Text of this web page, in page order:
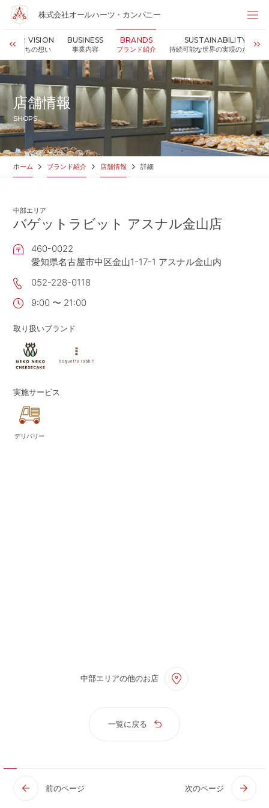
株式会社オールハーツ・カンパニー
OUR VISION
私たちの想い
BUSINESS
事業内容
BRANDS
ブランド紹介
SUSTAINABILITY
持続可能な世界の実現のために
株式会社オールハーツ・カンパニー
店舗検索
HOME
NEWS お知らせ
OUR VISION 私たちの想い
MESSAGE 代表メッセージ
VALUES
BUSINESS 事業内容
SHOP 店舗情報
ABOUT US 企業情報
CONTACT
APP
PRIVACY POLICY
RECRUIT 2027
ALL HEARTS MALL
OGGI ONLINE STORE
店舗情報
SHOPS
ホーム ブランド紹介 店舗情報 詳細
中部エリア
バゲットラビット アスナル金山店
460-0022
愛知県名古屋市中区金山1-17-1 アスナル金山内
052-228-0118
9:00 〜 21:00
取り扱いブランド
実施サービス
デリバリー
中部エリアの他のお店
一覧に戻る
前のページ 次のページ